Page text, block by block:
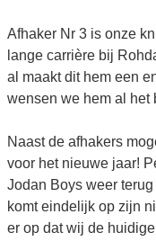
Afhaker Nr 3 is onze
lange carrière bij
al maakt dit hem een
wensen we hem al het
Naast de afhakers
voor het nieuwe jaar!
Jodan Boys weer
komt eindelijk op zijn
er op dat wij de